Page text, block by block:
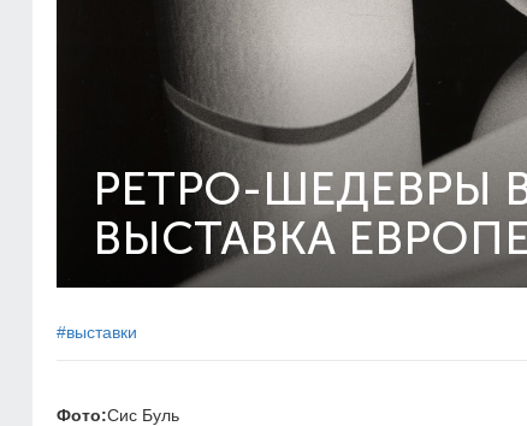
РЕТРО-ШЕДЕВРЫ
ВЫСТАВКА
#выставки
Фото:Сис Буль